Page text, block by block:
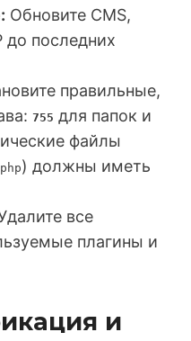
Обновите CMS,
до последних
правильные,
755 для папок и
файлы
) должны иметь
все
плагины и
и